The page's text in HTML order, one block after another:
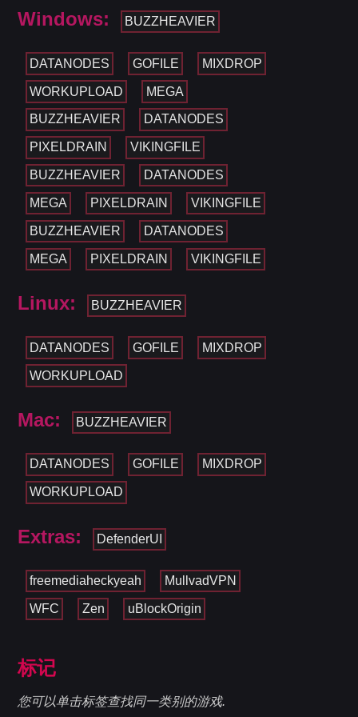
Windows: BUZZHEAVIER
DATANODES GOFILE MIXDROP
WORKUPLOAD MEGA
BUZZHEAVIER DATANODES
PIXELDRAIN VIKINGFILE
BUZZHEAVIER DATANODES
MEGA PIXELDRAIN VIKINGFILE
BUZZHEAVIER DATANODES
MEGA PIXELDRAIN VIKINGFILE
Linux: BUZZHEAVIER
DATANODES GOFILE MIXDROP
WORKUPLOAD
Mac: BUZZHEAVIER
DATANODES GOFILE MIXDROP
WORKUPLOAD
Extras: DefenderUI
freemediaheckyeah MullvadVPN
WFC Zen uBlockOrigin
标记
您可以单击标签查找同一类别的游戏.